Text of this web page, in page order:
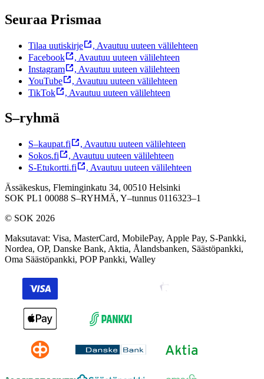
Seuraa Prismaa
Tilaa uutiskirje , Avautuu uuteen välilehteen
Facebook
, Avautuu uuteen välilehteen
Instagram
, Avautuu uuteen välilehteen
YouTube
, Avautuu uuteen välilehteen
TikTok
, Avautuu uuteen välilehteen
S–ryhmä
S–kaupat.fi , Avautuu uuteen välilehteen
Sokos.fi
, Avautuu uuteen välilehteen
S-Etukortti.fi
, Avautuu uuteen välilehteen
Ässäkeskus, Fleminginkatu 34, 00510 Helsinki
SOK PL1 00088 S–RYHMÄ, Y–tunnus 0116323–1
© SOK 2026
Maksutavat: Visa, MasterCard, MobilePay, Apple Pay, S-Pankki,
Nordea, OP, Danske Bank, Aktia, Ålandsbanken, Säästöpankki,
Oma Säästöpankki, POP Pankki, Walley